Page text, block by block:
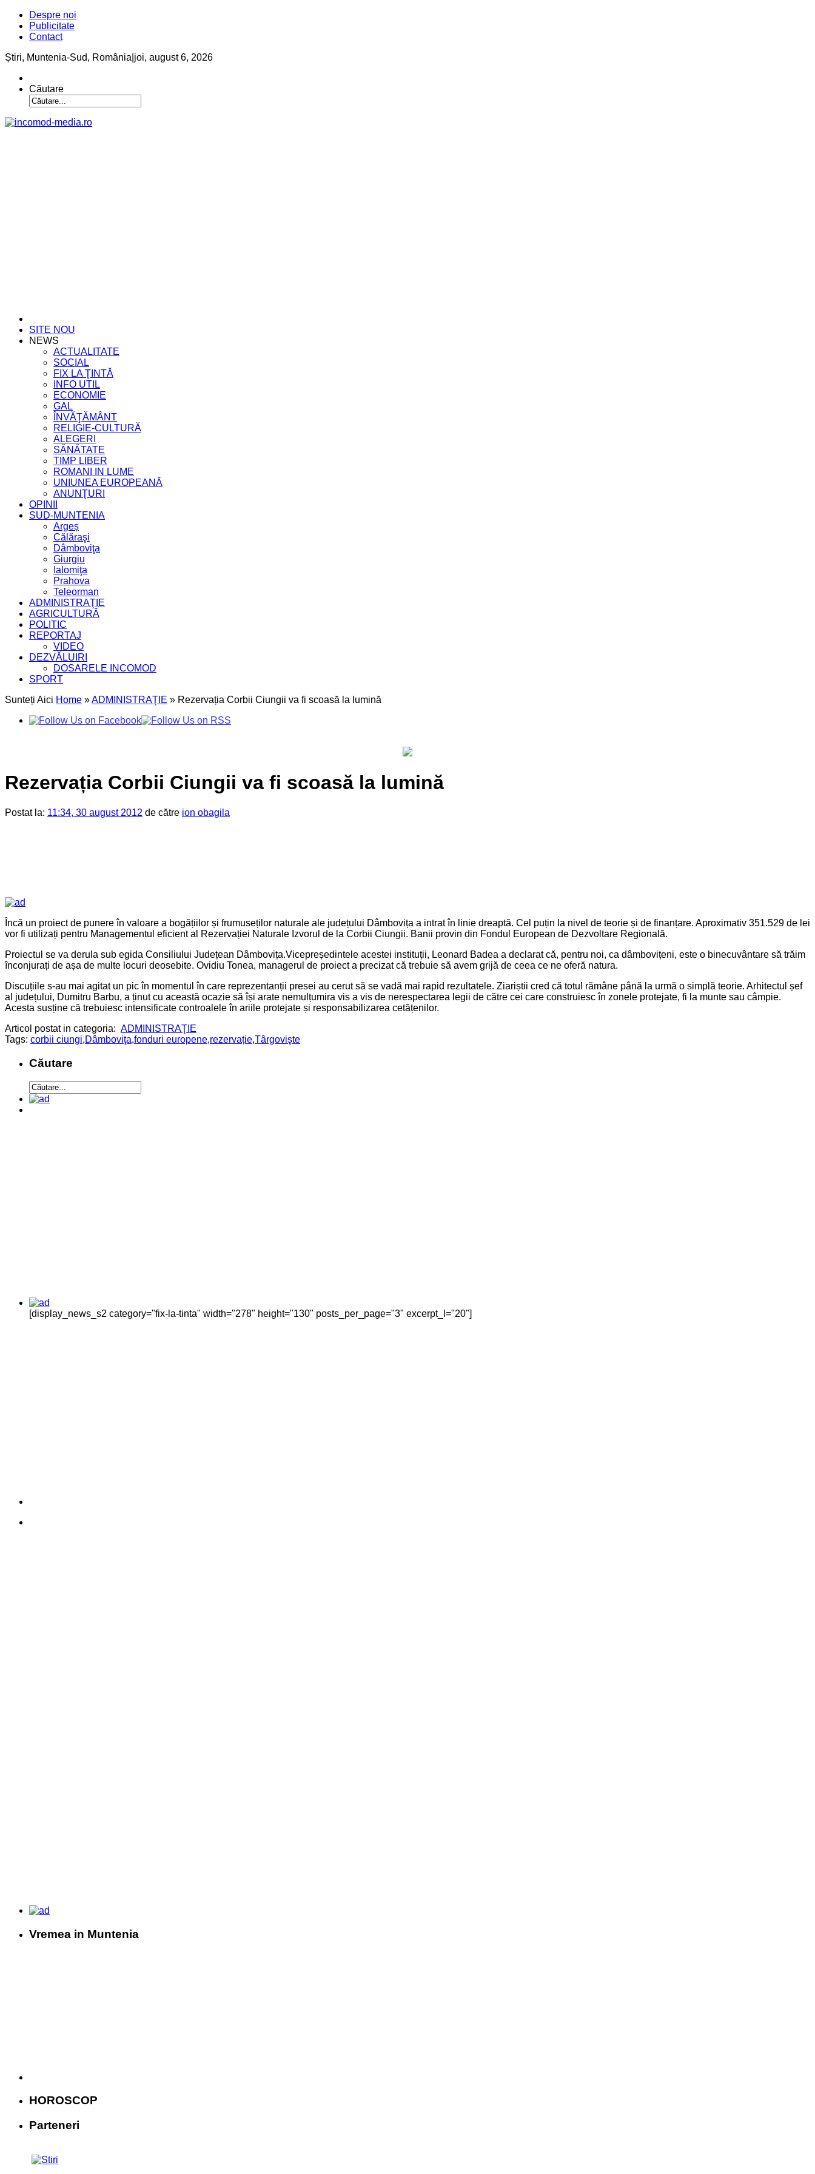
Despre noi
Publicitate
Contact
Știri, Muntenia-Sud, România joi, august 6, 2026
Căutare
SITE NOU
NEWS
ACTUALITATE
SOCIAL
FIX LA ŢINTĂ
INFO UTIL
ECONOMIE
GAL
ÎNVĂŢĂMÂNT
RELIGIE-CULTURĂ
ALEGERI
SĂNĂTATE
TIMP LIBER
ROMANI IN LUME
UNIUNEA EUROPEANĂ
ANUNŢURI
OPINII
SUD-MUNTENIA
Argeș
Călăraşi
Dâmboviţa
Giurgiu
Ialomiţa
Prahova
Teleorman
ADMINISTRAŢIE
AGRICULTURĂ
POLITIC
REPORTAJ
VIDEO
DEZVĂLUIRI
DOSARELE INCOMOD
SPORT
Sunteți Aici Home »ADMINISTRAŢIE » Rezervația Corbii Ciungii va fi scoasă la lumină
Rezervația Corbii Ciungii va fi scoasă la lumină
Postat la: 11:34, 30 august 2012 de către ion obagila
Încă un proiect de punere în valoare a bogățiilor și frumuseților naturale ale județului Dâmbovița a intrat în linie dreaptă. Cel puțin la nivel de teorie și de finanțare. Aproximativ 351.529 de lei
vor fi utilizați pentru Managementul eficient al Rezervației Naturale Izvorul de la Corbii Ciungii. Banii provin din Fondul European de Dezvoltare Regională.
Proiectul se va derula sub egida Consiliului Județean Dâmbovița.Vicepreședintele acestei instituții, Leonard Badea a declarat că, pentru noi, ca dâmbovițeni, este o binecuvântare să trăim
înconjurați de așa de multe locuri deosebite. Ovidiu Tonea, managerul de proiect a precizat că trebuie să avem grijă de ceea ce ne oferă natura.
Discuțiile s-au mai agitat un pic în momentul în care reprezentanții presei au cerut să se vadă mai rapid rezultatele. Ziariștii cred că totul rămâne până la urmă o simplă teorie. Arhitectul șef
al județului, Dumitru Barbu, a ținut cu această ocazie să își arate nemulțumira vis a vis de nerespectarea legii de către cei care construiesc în zonele protejate, fi la munte sau câmpie.
Acesta susține că trebuiesc intensificate controalele în ariile protejate și responsabilizarea cetățenilor.
Articol postat in categoria: ADMINISTRAŢIE
Tags: corbii ciungi,Dâmboviţa,fonduri europene,rezervație,Târgovişte
Căutare
[display_news_s2 category="fix-la-tinta" width="278" height="130" posts_per_page="3" excerpt_l="20"]
Vremea in Muntenia
HOROSCOP
Parteneri